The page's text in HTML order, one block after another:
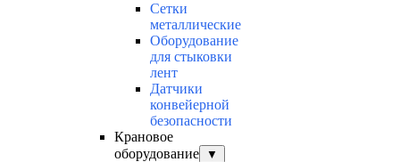
Сетки
металлические
Оборудование
для стыковки
лент
Датчики
конвейерной
безопасности
Крановое
оборудование
▼